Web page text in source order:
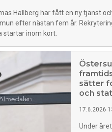
Hallberg har fått en ny tjänst
efter nästan fem år.
startar inom kort.
sätter
och
17.6.2026
Under